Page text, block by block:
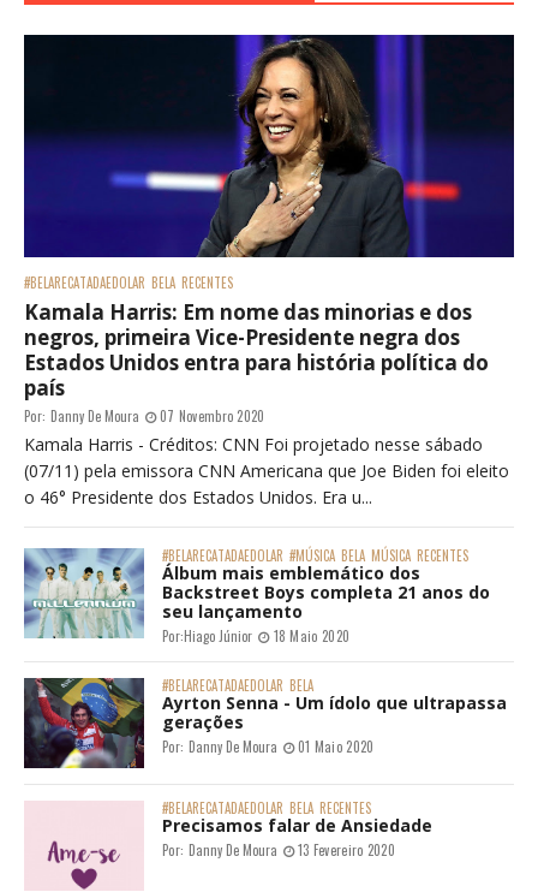
#BELARECATADAEDOLAR BELA RECENTES
Kamala Harris: Em nome das minorias e dos
negros, primeira Vice-Presidente negra dos
Estados Unidos entra para história política do
país
Por: Danny De Moura 07 Novembro 2020
Kamala Harris - Créditos: CNN Foi projetado nesse sábado
(07/11) pela emissora CNN Americana que Joe Biden foi eleito
o 46° Presidente dos Estados Unidos. Era u...
#BELARECATADAEDOLAR #MÚSICA BELA MÚSICA RECENTES
Álbum mais emblemático dos
Backstreet Boys completa 21 anos do
seu lançamento
Por:Hiago Júnior 18 Maio 2020
#BELARECATADAEDOLAR BELA
Ayrton Senna - Um ídolo que ultrapassa
gerações
Por: Danny De Moura 01 Maio 2020
#BELARECATADAEDOLAR BELA RECENTES
Precisamos falar de Ansiedade
Por: Danny De Moura 13 Fevereiro 2020